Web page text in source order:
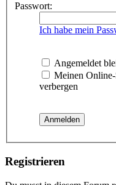
Passwort:
Ich habe mein
Angemeldet
Meinen
verbergen
Registrieren